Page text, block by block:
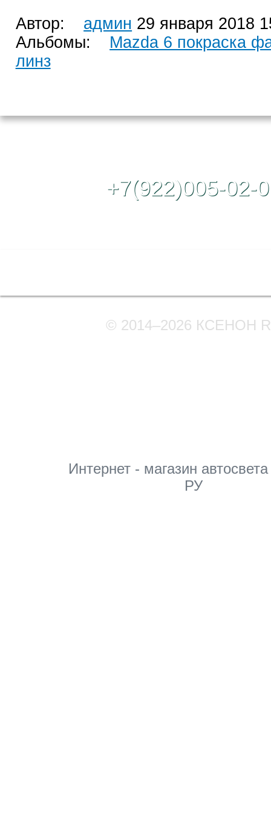
Автор:
админ 29 января 2018
Альбомы:
Mazda 6 покраска
линз
+7(922)005-02-
© 2014–2026 КСЕНОН
Интернет - магазин
РУ